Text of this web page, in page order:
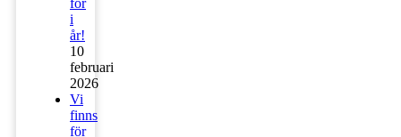
för
i
år!
10
februari
2026
Vi
finns
för